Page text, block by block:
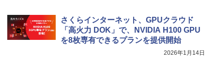
さくらインターネット、GPUクラウド
「高火力 DOK」で、NVIDIA H100 GPU
を8枚専有できるプランを提供開始
2026年1月14日